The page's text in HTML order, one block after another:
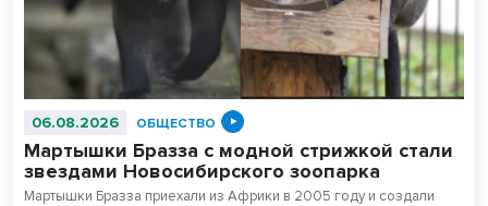
06.08.2026 ОБЩЕСТВО
Мартышки Бразза с модной стрижкой стали
звездами Новосибирского зоопарка
Мартышки Бразза приехали из Африки в 2005 году и создали